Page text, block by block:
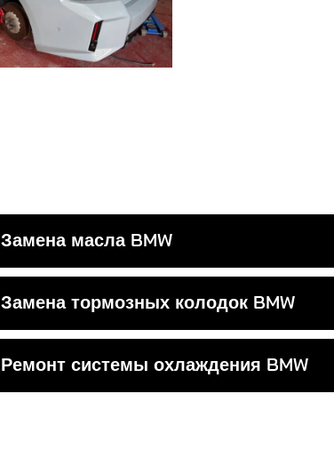
Замена масла BMW
Замена тормозных колодок BMW
Ремонт системы охлаждения BMW